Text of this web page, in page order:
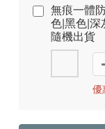
無痕一體
色|黑色|深
隨機出貨
優